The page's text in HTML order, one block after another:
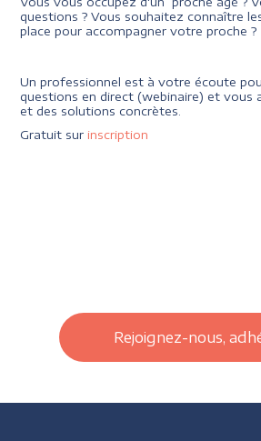
questions ? Vous souhaitez connaître
place pour accompagner votre proche ?
Un professionnel est à votre écoute
questions en direct (webinaire) et vous
et des solutions concrètes.
Gratuit sur inscription
Rejoignez-nous,